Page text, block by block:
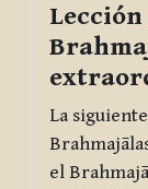
Lección
La
el